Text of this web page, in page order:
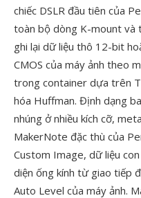
chiếc DSLR đầu tiên của
toàn bộ dòng K-mount và
ghi lại dữ liệu thô 12-bit
CMOS của máy ảnh theo
trong container dựa trên
hóa Huffman. Định dạng
nhúng ở nhiều kích cỡ,
MakerNote đặc thù của
Custom Image, dữ liệu
diện ống kính từ giao tiếp
Auto Level của máy ảnh.